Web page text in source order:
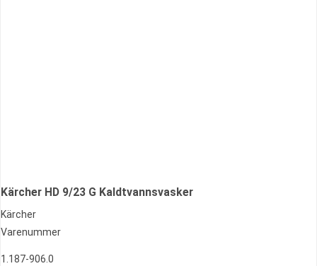
Kärcher HD 9/23 G Kaldtvannsvasker
Kärcher
Varenummer
1.187-906.0